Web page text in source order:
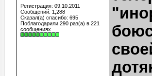
Регистрация: 09.10.2011
Сообщений: 1,288
Сказал(а) спасибо: 695
Поблагодарили 290 раз(а) в 221
сообщениях